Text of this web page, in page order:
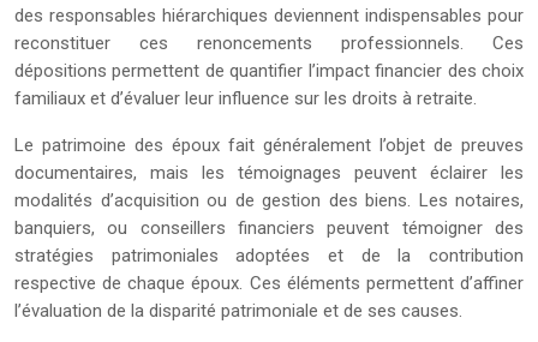
des responsables hiérarchiques deviennent indispensables pour
reconstituer ces renoncements professionnels. Ces
dépositions permettent de quantifier l’impact financier des choix
familiaux et d’évaluer leur influence sur les droits à retraite.
Le patrimoine des époux fait généralement l’objet de preuves
documentaires, mais les témoignages peuvent éclairer les
modalités d’acquisition ou de gestion des biens. Les notaires,
banquiers, ou conseillers financiers peuvent témoigner des
stratégies patrimoniales adoptées et de la contribution
respective de chaque époux. Ces éléments permettent d’affiner
l’évaluation de la disparité patrimoniale et de ses causes.